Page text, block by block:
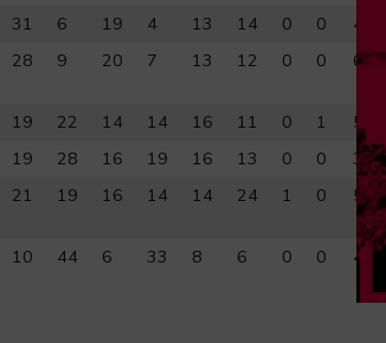
31 6 19 4 13 14 0 0 4
28 9 20 7 13 12 0 0 6
19 22 14 14 16 11 0 1 5
19 28 16 19 16 13 0 0 3
21 19 16 14 14 24 1 0 5
10 44 6 33 8 6 0 0 4